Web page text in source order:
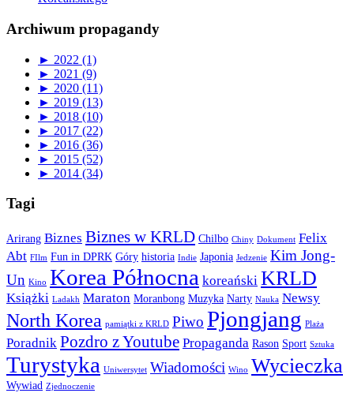
Archiwum propagandy
► 2022 (1)
► 2021 (9)
► 2020 (11)
► 2019 (13)
► 2018 (10)
► 2017 (22)
► 2016 (36)
► 2015 (52)
► 2014 (34)
Tagi
Arirang Biznes Biznes w KRLD Chilbo Chiny Dokument Felix
Abt FIlm Fun in DPRK Góry historia Indie Japonia Jedzenie Kim Jong-
Un Kino Korea Północna koreański KRLD
Książki Ladakh Maraton Moranbong Muzyka Narty Nauka Newsy
North Korea pamiątki z KRLD Piwo Pjongjang Plaża
Poradnik Pozdro z Youtube Propaganda Rason Sport Sztuka
Turystyka Uniwersytet Wiadomości Wino Wycieczka
Wywiad Zjednoczenie